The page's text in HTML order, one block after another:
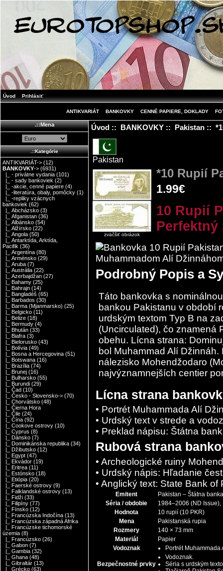
Úvod Prihlásiť
ANTIKVARIÁT BANKOVKY CENNÉ PAPIERE, DOKLADY
.::Mena
.::Kategórie
ANTIKVARIÁT-> (12)
BANKOVKY-> (6931)
|_ - privátne vydania (101)
|_ - sady bankoviek (2)
|_ -akcie, cenné papiere (4)
|_ -literatúra, obaly, pomôcky (1)
|_ -repliky vzácnych
bankoviek (62)
|_ Abcházsko (3)
|_ Afganistan (36)
|_ Albánsko (54)
|_ Alžírsko (22)
|_ Angola (50)
|_ Antarktída, Arktída,
Pacifik (36)
|_ Argentína (80)
|_ Arménsko (29)
|_ Aruba (7)
|_ Austrália (22)
|_ Azerbajdžan (27)
|_ Bahamy (25)
|_ Bahrajn (14)
|_ Bangladéš (65)
|_ Barbados (30)
|_ Barma (Mjanmarsko) (25)
|_ Belgicko (11)
|_ Belize (18)
|_ Bermudy (4)
|_ Bhután (33)
|_ Biafra (3)
|_ Bielorusko (43)
|_ Bolívia (49)
|_ Bosna a Hercegovina (51)
|_ Botswana (16)
|_ Brazília (74)
|_ Brunej (16)
|_ Bulharsko (55)
|_ Burundi (29)
|_ Čad (10)
|_ Česko - Slovensko-> (70)
|_ Chorvátsko (48)
|_ Čierna Hora
|_ Čile (24)
|_ Čína (92)
|_ Cookove ostrovy (10)
|_ Cyprus (8)
|_ Dánsko (7)
|_ Dominikánska republika (34)
|_ Džibutsko (12)
|_ Egypt (47)
|_ Ekvádor (19)
|_ Eritrea (11)
|_ Estónsko (18)
|_ Etiópia (20)
|_ Faerské ostrovy (9)
|_ Falklandské ostrovy (13)
|_ Fidži (33)
|_ Filipíny (77)
|_ Fínsko (12)
|_ Francúzska Indočína (13)
|_ Francúzska západná Afrika
|_ Francúzske tichomorské
územia (8)
|_ Francúzsko (26)
|_ Gabon (7)
|_ Gambia (32)
|_ Ghana (48)
|_ Gibraltár (13)
|_ Grécko (63)
Úvod:: BANKOVKY:: Pakistan::
Pakistan
zväčšiť obrázok
*10 Rupií
1.99€
10 Rupií
Perfektný
Podrobný Popis a
Táto bankovka s
bankou Pakistanu v období
urdským textom Typ B na
(Uncirculated), čo znamená
obehu. Lícna strana:
bol Muhammad Alí Džinnáh.
nálezisko Mohendžodaro
najvýznamnejších centier
Lícna strana
• Portrét Muhammada Alí
• Urdský text v strede a
• Preklad nápisu: Štátna
Rubová strana
• Archeologické ruiny
• Urdský nápis: Hľadanie
• Anglický text: State Bank
Emitent Pakistan – Štátna
Séria / obdobie
1984–2006 (ND Issue),
Hodnota
10 rupií (10 PKR)
Mena
Pakistanská rupia
Rozmery
140 × 73 mm
Materiál
Papier
Vodoznak
Portrét Muhammada
Bezpečnostné prvky
Vodoznak.
Séria s urdským